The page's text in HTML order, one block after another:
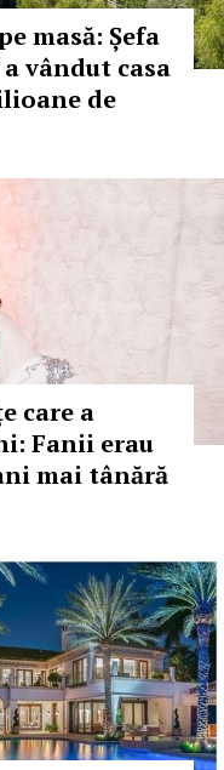
masă: Șefa
vândut casa
de
care a
Fanii erau
mai tânără